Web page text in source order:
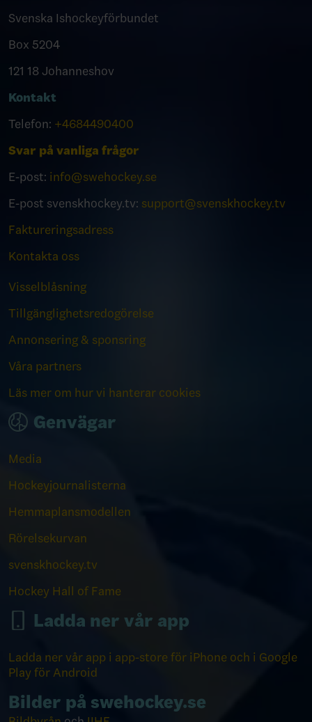
Svenska Ishockeyförbundet
Box 5204
121 18 Johanneshov
Kontakt
Telefon: +4684490400
Svar på vanliga frågor
E-post: info@swehockey.se
E-post svenskhockey.tv: support@svenskhockey.tv
Faktureringsadress
Kontakta oss
Visselblåsning
Tillgänglighetsredogörelse
Annonsering & sponsring
Våra partners
Läs mer om hur vi hanterar cookies
Genvägar
Media
Hockeyjournalisterna
Hemmaplansmodellen
Rörelsekurvan
svenskhockey.tv
Hockey Hall of Fame
Ladda ner vår app
Ladda ner vår app i app-store för iPhone och i Google
Play för Android
Bilder på swehockey.se